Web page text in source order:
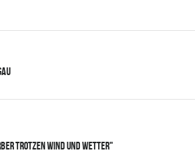
trotzen Wind und Wetter"